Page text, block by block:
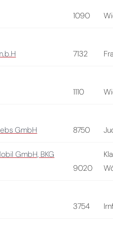
1090
7132
1110
GmbH 8750
GmbH, BKG
9020
3754